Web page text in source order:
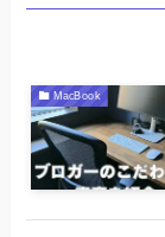
MacBook